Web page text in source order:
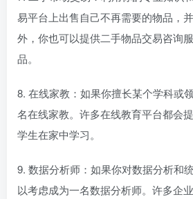
易平台上出售自己不再需要的物品，
外，你也可以提供二手物品交易咨询
品。
8. 在线家教：如果你擅长某个学科或
名在线家教。许多在线教育平台都会
学生在家中学习。
9. 数据分析师：如果你对数据分析和
以考虑成为一名数据分析师。许多企